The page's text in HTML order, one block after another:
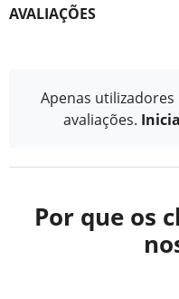
AVALIAÇÕES
Apenas
avaliações.
Por que os